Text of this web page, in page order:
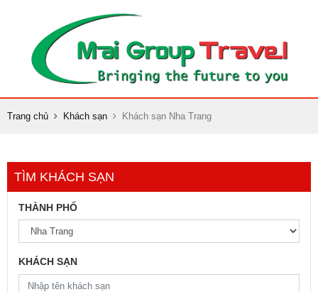
Trang chủ Khách sạn Khách sạn Nha Trang
TÌM KHÁCH SẠN
THÀNH PHỐ
KHÁCH SẠN